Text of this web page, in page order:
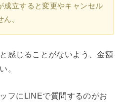
成立すると変更やキャンセル
。
と感じることがないよう、金額
。
フにLINEで質問するのがお